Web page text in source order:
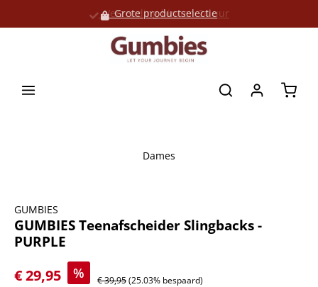
Verzending binnen 24 uur
Grote productselectie
Dames
GUMBIES
GUMBIES Teenafscheider Slingbacks -
PURPLE
€ 29,95
% € 39,95(25.03% bespaard)